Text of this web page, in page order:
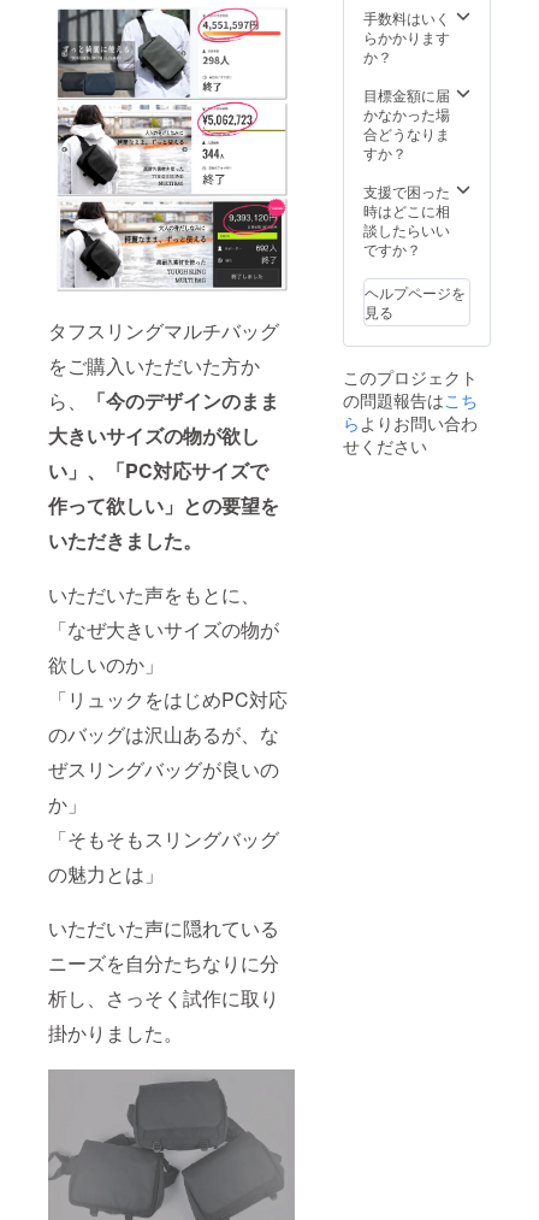
タフスリングマルチバッグ
をご購入いただいた方か
ら、
「今のデザインのまま
大きいサイズの物が欲し
い」、「PC対応サイズで
作って欲しい」との要望を
いただきました。
いただいた声をもとに、
「なぜ大きいサイズの物が
欲しいのか」
「リュックをはじめPC対応
のバッグは沢山あるが、な
ぜスリングバッグが良いの
か」
「そもそもスリングバッグ
の魅力とは」
いただいた声に隠れている
ニーズを自分たちなりに分
析し、さっそく試作に取り
掛かりました。
手数料はいく
らかかります
か？
目標金額に届
かなかった場
合どうなりま
すか？
支援で困った
時はどこに相
談したらいい
ですか？
ヘルプページを
見る
このプロジェクト
の問題報告はこち
ら よりお問い合わ
せください